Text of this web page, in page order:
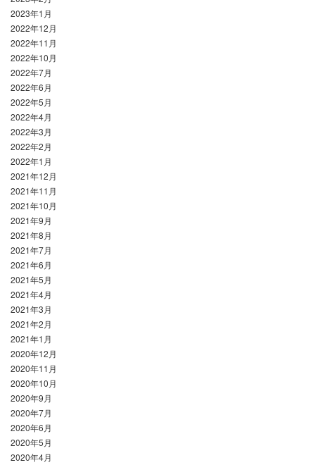
2023年1月
2022年12月
2022年11月
2022年10月
2022年7月
2022年6月
2022年5月
2022年4月
2022年3月
2022年2月
2022年1月
2021年12月
2021年11月
2021年10月
2021年9月
2021年8月
2021年7月
2021年6月
2021年5月
2021年4月
2021年3月
2021年2月
2021年1月
2020年12月
2020年11月
2020年10月
2020年9月
2020年7月
2020年6月
2020年5月
2020年4月